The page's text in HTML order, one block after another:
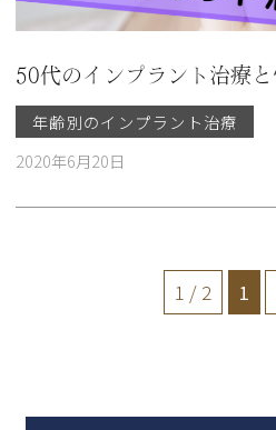
年齢別のインプラント治療
2020年6月20日
1 / 2 1